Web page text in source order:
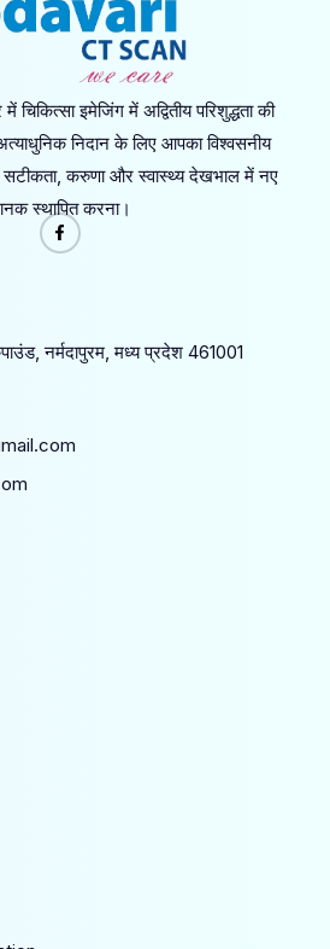
चिकित्सा इमेजिंग में अद्वितीय परिशुद्धता की
निदान के लिए आपका विश्वसनीय
सटीकता, करुणा और स्वास्थ्य देखभाल में नए
स्थापित करना।
नर्मदापुरम, मध्य प्रदेश 461001